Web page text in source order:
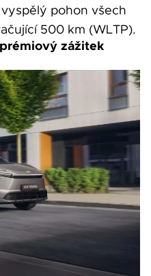
pohon všech
500 km (WLTP).
zážitek